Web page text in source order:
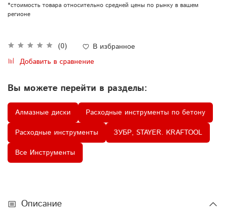
(0)
В избранное
Добавить в сравнение
*стоимость товара относительно средней цены по рынку в вашем
регионе
Вы можете перейти в разделы:
Алмазные диски
Расходные инструменты по бетону
Расходные инструменты
ЗУБР, STAYER. KRAFTOOL
Все Инструменты
Описание